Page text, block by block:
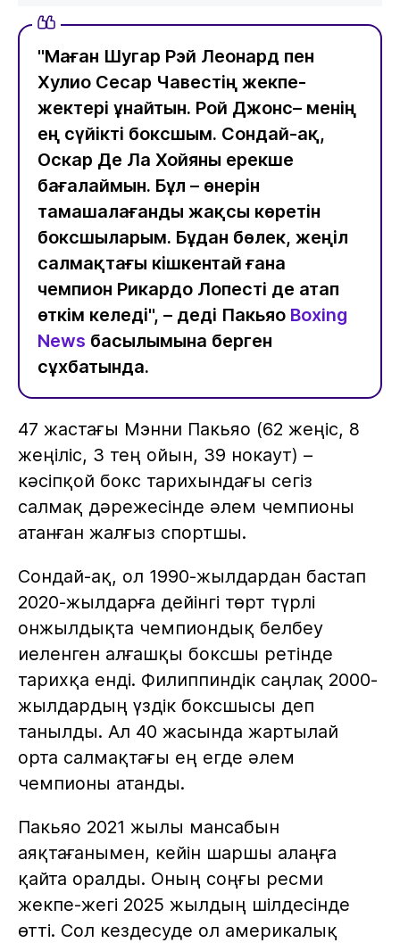
"Маған Шугар Рэй Леонард пен
Хулио Сесар Чавестің жекпе-
жектері ұнайтын. Рой Джонс– менің
ең сүйікті боксшым. Сондай-ақ,
Оскар Де Ла Хойяны ерекше
бағалаймын. Бұл – өнерін
тамашалағанды жақсы көретін
боксшыларым. Бұдан бөлек, жеңіл
салмақтағы кішкентай ғана
чемпион Рикардо Лопесті де атап
өткім келеді", – деді Пакьяо Boxing
News басылымына берген
сұхбатында.
47 жастағы Мэнни Пакьяо (62 жеңіс, 8
жеңіліс, 3 тең ойын, 39 нокаут) –
кәсіпқой бокс тарихындағы сегіз
салмақ дәрежесінде әлем чемпионы
атанған жалғыз спортшы.
Сондай-ақ, ол 1990-жылдардан бастап
2020-жылдарға дейінгі төрт түрлі
онжылдықта чемпиондық белбеу
иеленген алғашқы боксшы ретінде
тарихқа енді. Филиппиндік саңлақ 2000-
жылдардың үздік боксшысы деп
танылды. Ал 40 жасында жартылай
орта салмақтағы ең егде әлем
чемпионы атанды.
Пакьяо 2021 жылы мансабын
аяқтағанымен, кейін шаршы алаңға
қайта оралды. Оның соңғы ресми
жекпе-жегі 2025 жылдың шілдесінде
өтті. Сол кездесуде ол америкалық